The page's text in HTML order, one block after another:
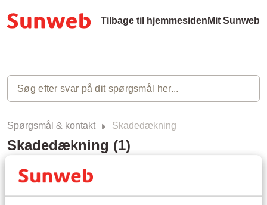
Tilbage til hjemmesiden Mit Sunweb
Spørgsmål & kontakt Skadedækning
Skadedækning (1)
Hvordan anmelder jeg en skade?
Ændret den Thu, 9 Okt, 2025 kl. 10:28 AM